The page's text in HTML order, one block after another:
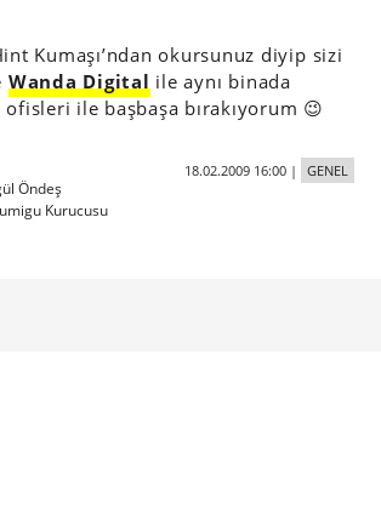
Kumaşı’ndan okursunuz diyip sizi
Wanda Digital ile aynı binada
ile başbaşa bırakıyorum 😉
Öndeş
Kurucusu
18.02.2009 16:00| GENEL